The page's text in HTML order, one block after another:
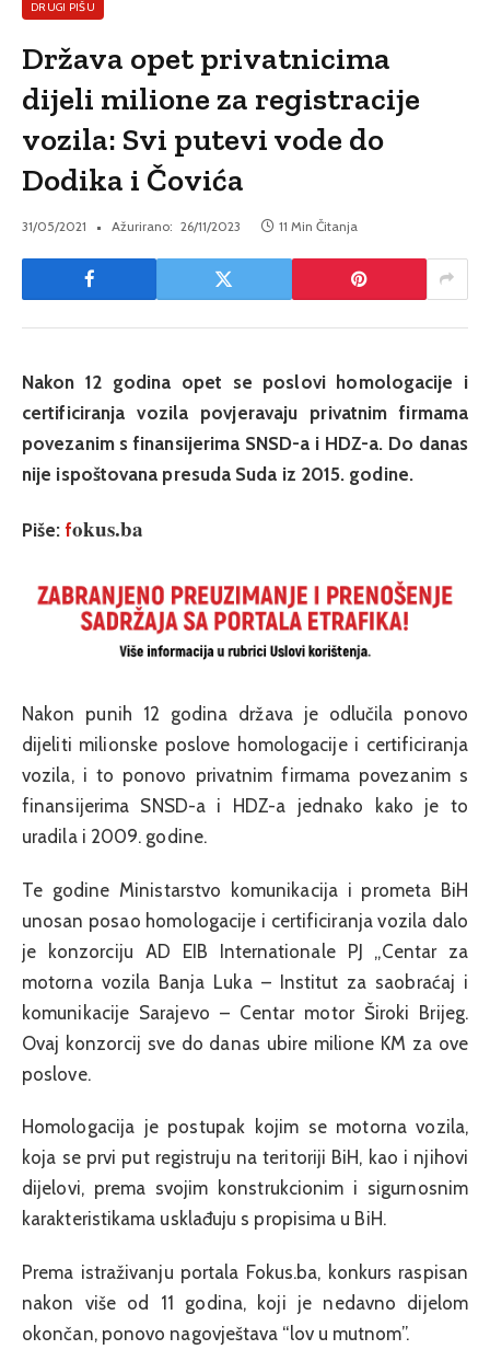
DRUGI PIŠU
Država opet privatnicima
dijeli milione za registracije
vozila: Svi putevi vode do
Dodika i Čovića
31/05/2021 Ažurirano: 26/11/2023 11 Min Čitanja
Nakon 12 godina opet se poslovi homologacije i
certificiranja vozila povjeravaju privatnim firmama
povezanim s finansijerima SNSD-a i HDZ-a. Do danas
nije ispoštovana presuda Suda iz 2015. godine.
Piše:fokus.ba
Nakon punih 12 godina država je odlučila ponovo
dijeliti milionske poslove homologacije i certificiranja
vozila, i to ponovo privatnim firmama povezanim s
finansijerima SNSD-a i HDZ-a jednako kako je to
uradila i 2009. godine.
Te godine Ministarstvo komunikacija i prometa BiH
unosan posao homologacije i certificiranja vozila dalo
je konzorciju AD EIB Internationale PJ „Centar za
motorna vozila Banja Luka – Institut za saobraćaj i
komunikacije Sarajevo – Centar motor Široki Brijeg.
Ovaj konzorcij sve do danas ubire milione KM za ove
poslove.
Homologacija je postupak kojim se motorna vozila,
koja se prvi put registruju na teritoriji BiH, kao i njihovi
dijelovi, prema svojim konstrukcionim i sigurnosnim
karakteristikama usklađuju s propisima u BiH.
Prema istraživanju portala Fokus.ba, konkurs raspisan
nakon više od 11 godina, koji je nedavno dijelom
okončan, ponovo nagovještava “lov u mutnom”.